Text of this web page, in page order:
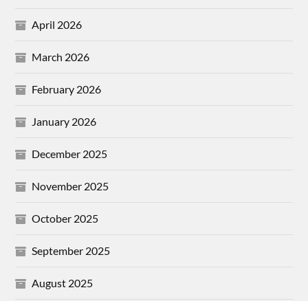
April 2026
March 2026
February 2026
January 2026
December 2025
November 2025
October 2025
September 2025
August 2025